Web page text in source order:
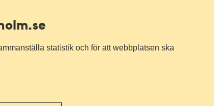
statistik och för att webbplatsen ska